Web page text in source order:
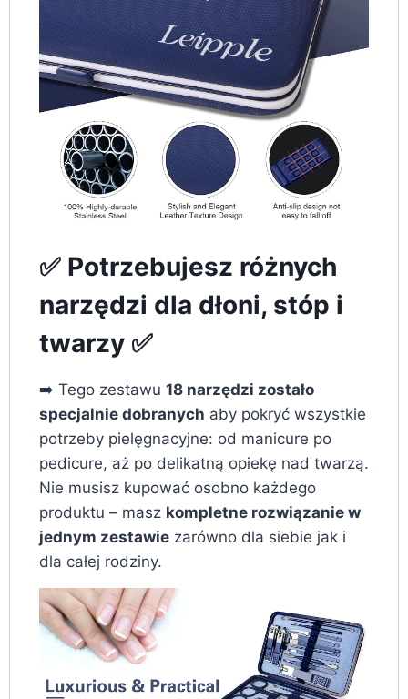
✅ Potrzebujesz różnych
narzędzi dla dłoni, stóp i
twarzy ✅
➡️ Tego zestawu 18 narzędzi zostało
specjalnie dobranych aby pokryć wszystkie
potrzeby pielęgnacyjne: od manicure po
pedicure, aż po delikatną opiekę nad twarzą.
Nie musisz kupować osobno każdego
produktu – masz kompletne rozwiązanie w
jednym zestawie zarówno dla siebie jak i
dla całej rodziny.